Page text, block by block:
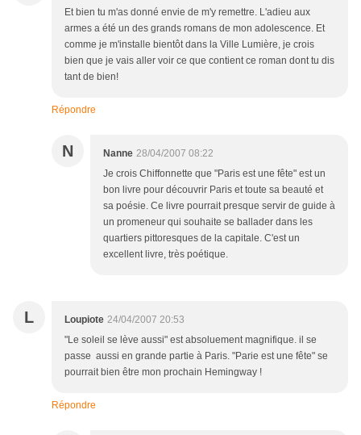
Et bien tu m'as donné envie de m'y remettre. L'adieu aux
armes a été un des grands romans de mon adolescence. Et
comme je m'installe bientôt dans la Ville Lumière, je crois
bien que je vais aller voir ce que contient ce roman dont tu dis
tant de bien!
Répondre
N Nanne 28/04/2007 08:22
Je crois Chiffonnette que "Paris est une fête" est un
bon livre pour découvrir Paris et toute sa beauté et
sa poésie. Ce livre pourrait presque servir de guide à
un promeneur qui souhaite se ballader dans les
quartiers pittoresques de la capitale. C'est un
excellent livre, très poétique.
L Loupiote 24/04/2007 20:53
"Le soleil se lève aussi" est absoluement magnifique. il se
passe aussi en grande partie à Paris. "Parie est une fête" se
pourrait bien être mon prochain Hemingway !
Répondre